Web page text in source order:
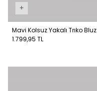
+
Mavi Kolsuz Yakalı Trıko Bluz
1.799,95 TL